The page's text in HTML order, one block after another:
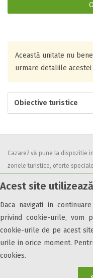
Acest site
Daca navigati in
privind cookie-urile, vom
cookie-urile de pe acest
urile in orice moment.
cookies.
Această unitate nu
urmare detaliile
Obiective turistice
Cazare7 vă pune la dispozitie
zonele turistice, oferte
condițiile de utilizare.